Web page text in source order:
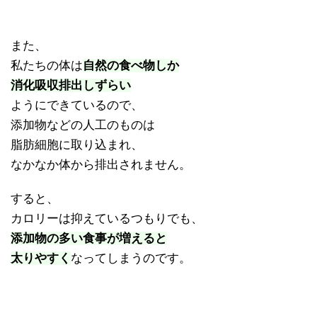
また、
私たちの体は自然の食べ物しか
消化吸収排出しずらい
ようにできているので、
添加物などの人工のものは
脂肪細胞に取り込まれ、
なかなか体から排出されません。
すると、
カロリーは抑えているつもりでも、
添加物の多い食事が増えると
太りやすく なってしまうのです。